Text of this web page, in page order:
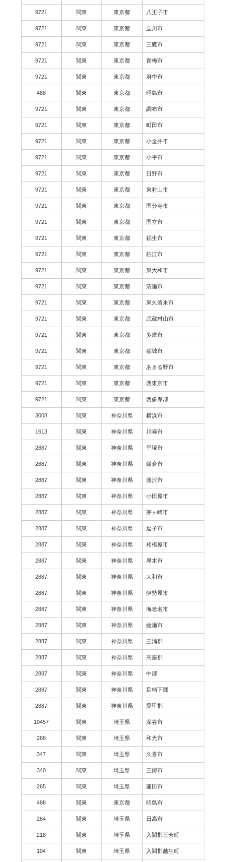
9721 関東 東京都 八王子市
9721 関東 東京都 立川市
9721 関東 東京都 三鷹市
9721 関東 東京都 青梅市
9721 関東 東京都 府中市
488 関東 東京都 昭島市
9721 関東 東京都 調布市
9721 関東 東京都 町田市
9721 関東 東京都 小金井市
9721 関東 東京都 小平市
9721 関東 東京都 日野市
9721 関東 東京都 東村山市
9721 関東 東京都 国分寺市
9721 関東 東京都 国立市
9721 関東 東京都 福生市
9721 関東 東京都 狛江市
9721 関東 東京都 東大和市
9721 関東 東京都 清瀬市
9721 関東 東京都 東久留米市
9721 関東 東京都 武蔵村山市
9721 関東 東京都 多摩市
9721 関東 東京都 稲城市
9721 関東 東京都 あきる野市
9721 関東 東京都 西東京市
9721 関東 東京都 西多摩郡
3008 関東 神奈川県 横浜市
1613 関東 神奈川県 川崎市
2887 関東 神奈川県 平塚市
2887 関東 神奈川県 鎌倉市
2887 関東 神奈川県 藤沢市
2887 関東 神奈川県 小田原市
2887 関東 神奈川県 茅ヶ崎市
2887 関東 神奈川県 逗子市
2887 関東 神奈川県 相模原市
2887 関東 神奈川県 厚木市
2887 関東 神奈川県 大和市
2887 関東 神奈川県 伊勢原市
2887 関東 神奈川県 海老名市
2887 関東 神奈川県 綾瀬市
2887 関東 神奈川県 三浦郡
2887 関東 神奈川県 高座郡
2887 関東 神奈川県 中郡
2887 関東 神奈川県 足柄下郡
2887 関東 神奈川県 愛甲郡
10457 関東 埼玉県 深谷市
268 関東 埼玉県 和光市
347 関東 埼玉県 久喜市
340 関東 埼玉県 三郷市
265 関東 埼玉県 蓮田市
488 関東 東京都 昭島市
264 関東 埼玉県 日高市
218 関東 埼玉県 入間郡三芳町
104 関東 埼玉県 入間郡越生町